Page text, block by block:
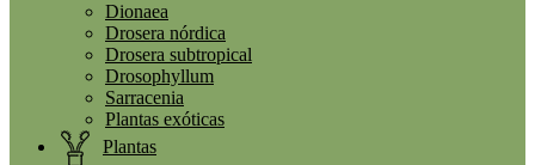
Dionaea
Drosera nórdica
Drosera subtropical
Drosophyllum
Sarracenia
Plantas exóticas
Plantas